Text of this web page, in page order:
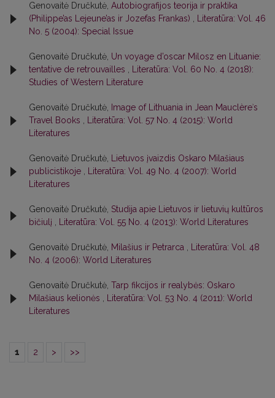
Genovaitė Dručkutė, Autobiografijos teorija ir praktika
(Philippe’as Lejeune’as ir Jozefas Frankas)
Literatūra: Vol. 46
No. 5 (2004): Special Issue
Genovaitė Dručkutė, Un voyage d’oscar Milosz en Lituanie:
tentative de retrouvailles
Literatūra: Vol. 60 No. 4 (2018):
Studies of Western Literature
Genovaitė Dručkutė,
Image of Lithuania in Jean Mauclèreʾs
Travel Books
Literatūra: Vol. 57 No. 4 (2015): World
Literatures
Genovaitė Dručkutė,
Lietuvos įvaizdis Oskaro Milašiaus
publicistikoje
Literatūra: Vol. 49 No. 4 (2007): World
Literatures
Genovaitė Dručkutė, Studija apie Lietuvos ir lietuvių kultūros
bičiulį
Literatūra: Vol. 55 No. 4 (2013): World Literatures
Genovaitė Dručkutė, Milašius ir Petrarca
Literatūra: Vol. 48
No. 4 (2006): World Literatures
Genovaitė Dručkutė, Tarp fikcijos ir realybės: Oskaro
Milašiaus kelionės
Literatūra: Vol. 53 No. 4 (2011): World
Literatures
1 2 > >>